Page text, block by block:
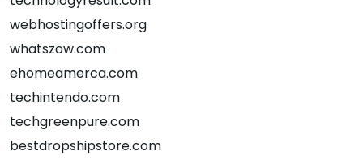
webhostingoffers.org
whatszow.com
ehomeamerca.com
techintendo.com
techgreenpure.com
bestdropshipstore.com